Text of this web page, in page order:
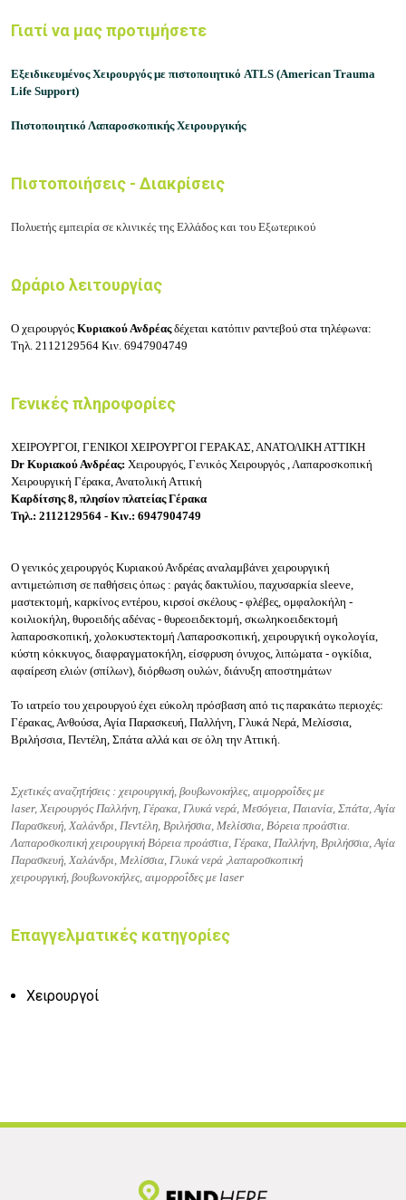
Γιατί να μας προτιμήσετε
Εξειδικευμένος Χειρουργός με πιστοποιητικό ATLS (American Trauma
Life Support)
Πιστοποιητικό Λαπαροσκοπικής Χειρουργικής
Πιστοποιήσεις - Διακρίσεις
Πολυετής εμπειρία σε κλινικές της Ελλάδος και του Εξωτερικού
Ωράριο λειτουργίας
Ο χειρουργός Κυριακού Ανδρέαςδέχεται κατόπιν ραντεβού στα τηλέφωνα:
Τηλ. 2112129564 Κιν. 6947904749
Γενικές πληροφορίες
ΧΕΙΡΟΥΡΓΟΙ, ΓΕΝΙΚΟΙ ΧΕΙΡΟΥΡΓΟΙ ΓΕΡΑΚΑΣ, ΑΝΑΤΟΛΙΚΗ ΑΤΤΙΚΗ
Dr Κυριακού Ανδρέας: Χειρουργός, Γενικός Χειρουργός , Λαπαροσκοπική
Χειρουργική Γέρακα, Ανατολική Αττική
Καρδίτσης 8, πλησίον πλατείας Γέρακα
Τηλ.: 2112129564 - Κιν.: 6947904749
Ο γενικός χειρουργός Κυριακού Ανδρέας αναλαμβάνει χειρουργική
αντιμετώπιση σε παθήσεις όπως : ραγάς δακτυλίου, παχυσαρκία sleeve,
μαστεκτομή, καρκίνος εντέρου, κιρσοί σκέλους - φλέβες, ομφαλοκήλη -
κοιλιοκήλη, θυροειδής αδένας - θυρεοειδεκτομή, σκωληκοειδεκτομή
λαπαροσκοπική, χολοκυστεκτομή Λαπαροσκοπική, χειρουργική ογκολογία,
κύστη κόκκυγος, διαφραγματοκήλη, είσφρυση όνυχος, λιπώματα - ογκίδια,
αφαίρεση ελιών (σπίλων), διόρθωση ουλών, διάνυξη αποστημάτων
Το ιατρείο του χειρουργού έχει εύκολη πρόσβαση από τις παρακάτω περιοχές:
Γέρακας, Ανθούσα, Αγία Παρασκευή, Παλλήνη, Γλυκά Νερά, Μελίσσια,
Βριλήσσια, Πεντέλη, Σπάτα αλλά και σε όλη την Αττική.
Σχετικές αναζητήσεις : χειρουργική, βουβωνοκήλες, αιμορροΐδες με
laser, Χειρουργός Παλλήνη, Γέρακα, Γλυκά νερά, Μεσόγεια, Παιανία, Σπάτα, Αγία
Παρασκευή, Χαλάνδρι, Πεντέλη, Βριλήσσια, Μελίσσια, Βόρεια προάστια.
Λαπαροσκοπική χειρουργική Βόρεια προάστια, Γέρακα, Παλλήνη, Βριλήσσια, Αγία
Παρασκευή, Χαλάνδρι, Μελίσσια, Γλυκά νερά , λαπαροσκοπική
χειρουργική, βουβωνοκήλες, αιμορροΐδες με laser
Επαγγελματικές κατηγορίες
Χειρουργοί